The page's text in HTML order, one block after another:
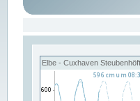
Elbe - Cuxhaven Steubenhöft